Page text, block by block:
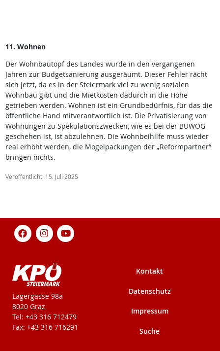
11. Wohnen
Der Wohnbautopf des Landes wurde in den vergangenen
Jahren zur Budgetsanierung ausgeräumt. Dieser Fehler rächt
sich jetzt, da es in der Steiermark viel zu wenig sozialen
Wohnbau gibt und die Mietkosten dadurch in die Höhe
getrieben werden. Wohnen ist ein Grundbedürfnis, für das die
öffentliche Hand mitverantwortlich ist. Die Privatisierung von
Wohnungen zu Spekulationszwecken, wie es bei der BUWOG
geschehen ist, ist abzulehnen. Die Wohnbeihilfe muss wieder
real erhöht werden, die Mogelpackungen der „Reformpartner“
bringen nichts.
Veröffentlicht: 15. Juli 2025
KPÖ-Steiermark
Lagergasse 98a
8020 Graz
Tel: +43 316 712479
Fax: +43 316 716291
Kontakt
Datenschutz
Impressum
Suche